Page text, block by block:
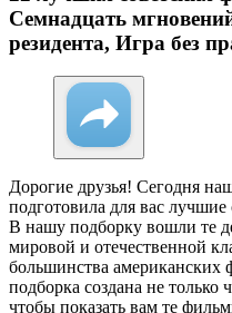
Семнадцать
резидента, Игра без
Дорогие друзья! Сегодня
подготовила для вас
В нашу подборку вошли те
мировой и отечественной
большинства американских
подборка создана не только
чтобы показать вам те